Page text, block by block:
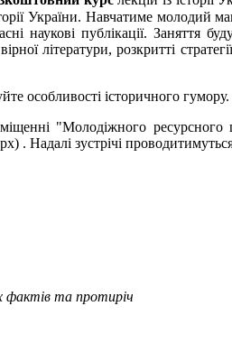
України. Навчатиме молодий
наукові публікації. Заняття
літератури, розкритті
особливості історичного гумору.
"Молодіжного
. Надалі зустрічі
фактів та протиріч